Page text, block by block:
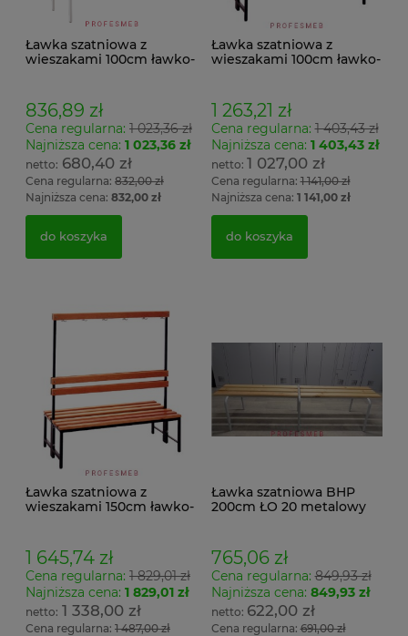
Ławka szatniowa z
wieszakami 100cm ławko-
836,89 zł
Cena regularna: 1 023,36 zł
Najniższa cena: 1 023,36 zł
680,40 zł
Cena regularna: 832,00 zł
Najniższa cena: 832,00 zł
do koszyka
Ławka szatniowa z
wieszakami 100cm ławko-
1 263,21 zł
Cena regularna:1 403,43 zł
Najniższa cena: 1 403,43 zł
1 027,00 zł
Cena regularna:1 141,00 zł
Najniższa cena: 1 141,00 zł
do koszyka
Ławka szatniowa z
wieszakami 150cm ławko-
1 645,74 zł
Cena regularna: 1 829,01 zł
Najniższa cena: 1 829,01 zł
1 338,00 zł
Cena regularna: 1 487,00 zł
Ławka szatniowa BHP
200cm ŁO 20 metalowy
765,06 zł
Cena regularna:849,93 zł
Najniższa cena: 849,93 zł
622,00 zł
Cena regularna:691,00 zł